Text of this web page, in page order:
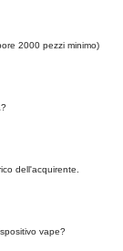
2000 pezzi minimo)
dell'acquirente.
vape?